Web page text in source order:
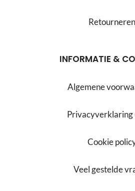
Retourneren
INFORMATIE &
Algemene
Privacyverklaring
Cookie
Veel gestelde